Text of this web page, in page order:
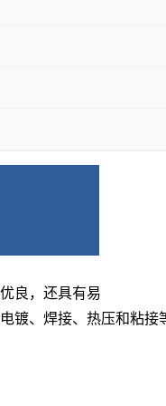
良，还具有易
镀、焊接、热压和粘接